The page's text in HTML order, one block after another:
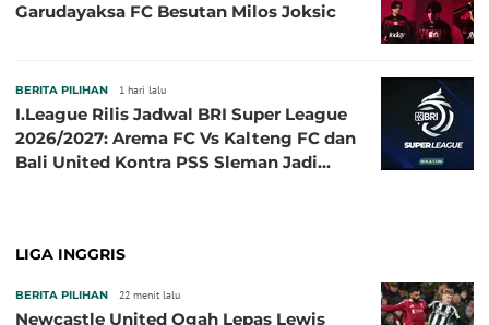
Garudayaksa FC Besutan Milos Joksic
BERITA PILIHAN 1 hari lalu
I.League Rilis Jadwal BRI Super League
2026/2027: Arema FC Vs Kalteng FC dan
Bali United Kontra PSS Sleman Jadi
LIGA INGGRIS
BERITA PILIHAN 22 menit lalu
Newcastle United Ogah Lepas Lewis